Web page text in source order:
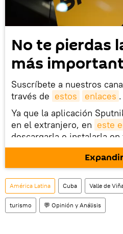
No te pierdas
más
Suscríbete a nuestros
través de estos enlaces .
Ya que la aplicación
en el extranjero, en este
descargarla e instalarla
móvil (¡solo para
También tenemos una
social rusa VK .
Expandir
América Latina Cuba Valle de
turismo 💬 Opinión y Análisis